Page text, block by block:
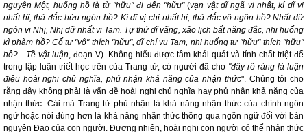
nguyên Một, huống hồ là từ "hữu" đi đến "hữu"(vạn vật dĩ ngã vi nhất, kí dĩ vi
nhất hĩ, thả đắc hữu ngôn hồ? Kí dĩ vị chi nhất hĩ, thả đắc vô ngôn hồ? Nhất dữ
ngôn vi Nhị, Nhị dữ nhất vi Tam. Tự thứ dĩ vãng, xảo lịch bất năng đắc, nhi huống
kì phàm hồ? Cố tự "vô" thích "hữu", dĩ chí vu Tam, nhi huống tự "hữu" thích "hữu"
hồ? - Tề vật luận, đoạn V). Không hiểu được tầm khái quát và tính chất triệt để
trong lập luận triết học trên của Trang tử, có người đã cho "đây rõ ràng là luận
điệu hoài nghi chủ nghĩa, phủ nhận khả năng của nhận thức". Chúng tôi cho
rằng đây không phải là vấn đề hoài nghi chủ nghĩa hay phủ nhận khả năng của
nhận thức. Cái mà Trang tử phủ nhận là khả năng nhận thức của chính ngôn
ngữ hoặc nói đúng hơn là khả năng nhận thức thông qua ngôn ngữ đối với bản
nguyên Đạo của con người. Đương nhiên, hoài nghi con người có thể nhận thức